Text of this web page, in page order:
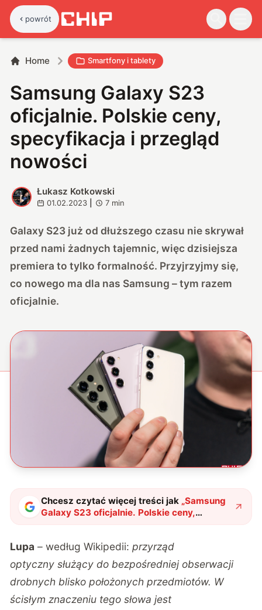
powrót
Home Smartfony i tablety
Samsung Galaxy S23
oficjalnie. Polskie ceny,
specyfikacja i przegląd
nowości
Ł
Łukasz Kotkowski
01.02.2023 7 min
Galaxy S23 już od dłuższego czasu nie skrywał
przed nami żadnych tajemnic, więc dzisiejsza
premiera to tylko formalność. Przyjrzyjmy się,
co nowego ma dla nas Samsung – tym razem
oficjalnie.
Chcesz czytać więcej treści jak „Samsung
Galaxy S23 oficjalnie. Polskie ceny,
specyfikacja i przegląd nowości"?
Lupa – według Wikipedii:przyrząd
optyczny służący do bezpośredniej obserwacji
drobnych blisko położonych przedmiotów. W
ścisłym znaczeniu tego słowa jest